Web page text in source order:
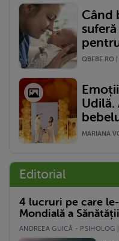
Când
QBEBE.RO
Udilă.
MARIANA
Editorial
4 lucruri pe care
Mondială a
ANDREEA GUICĂ - PSIHOLOG